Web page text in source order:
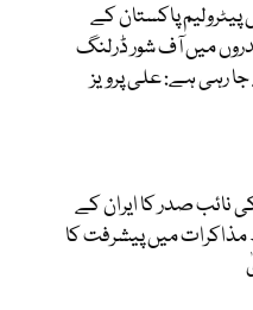
پاکستان کے
میں آف شور ڈرلنگ
رہی ہے: علی پرویز
نائب صدر کا ایران کے
میں پیشرفت کا